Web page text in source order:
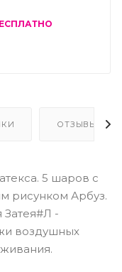
ОТЗЫВЫ
5 шаров с
рисунком Арбуз.
-
воздушных